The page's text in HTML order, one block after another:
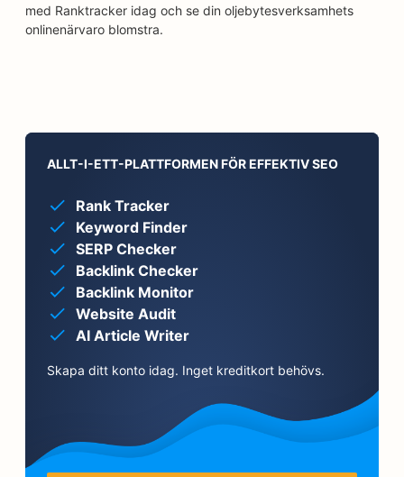
med Ranktracker idag och se din oljebytesverksamhets
onlinenärvaro blomstra.
ALLT-I-ETT-PLATTFORMEN FÖR EFFEKTIV SEO
Rank Tracker
Keyword Finder
SERP Checker
Backlink Checker
Backlink Monitor
Website Audit
AI Article Writer
Skapa ditt konto idag. Inget kreditkort behövs.